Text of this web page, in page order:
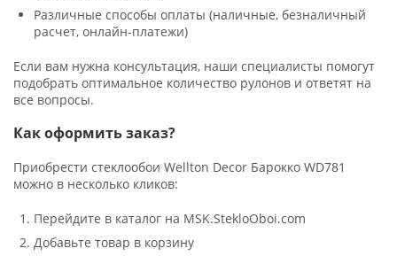
Различные способы оплаты (наличные, безналичный
расчет, онлайн-платежи)
Если вам нужна консультация, наши специалисты помогут
подобрать оптимальное количество рулонов и ответят на
все вопросы.
Как оформить заказ?
Приобрести стеклообои Wellton Decor Барокко WD781
можно в несколько кликов:
Перейдите в каталог на MSK.StekloOboi.com
Добавьте товар в корзину